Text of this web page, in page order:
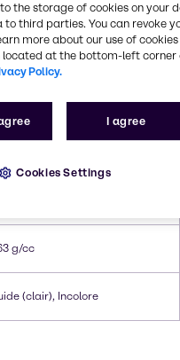
g/mol
g/cc
(clair), Incolore
to the storage of cookies on your
third parties. You can revoke
more about our use of cookies
located at the bottom-left corner
Policy.
I agree
Cookies Settings